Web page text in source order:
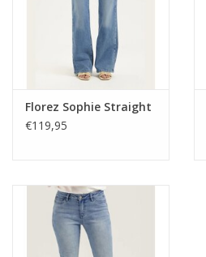
Florez Sophie Straight
€119,95